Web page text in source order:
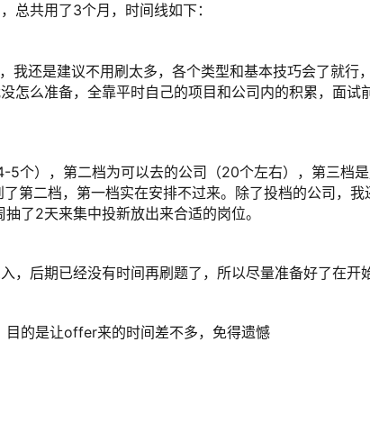
总共用了3个月，时间线如下：
我还是建议不用刷太多，各个类型和基本技巧会了就行
怎么准备，全靠平时自己的项目和公司内的积累，面试
个），第二档为可以去的公司（20个左右），第三档是
第二档，第一档实在安排不过来。除了投档的公司，我
了2天来集中投新放出来合适的岗位。
，后期已经没有时间再刷题了，所以尽量准备好了在开
的是让offer来的时间差不多，免得遗憾